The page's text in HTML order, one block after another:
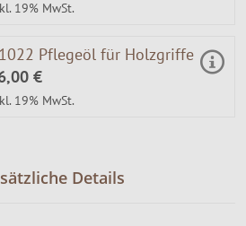
19% MwSt.
Pflegeöl für Holzgriffe
€
19% MwSt.
Details